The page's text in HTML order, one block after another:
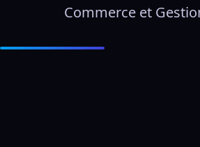
Commerce et